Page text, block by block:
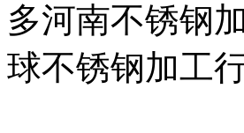
多河南不锈钢
球不锈钢加工